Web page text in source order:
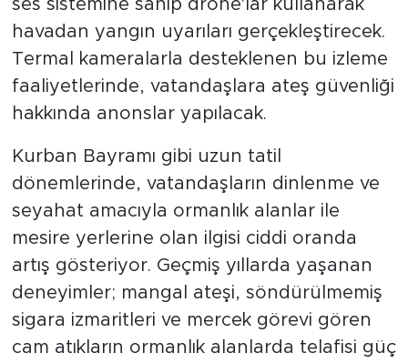
ses sistemine sahip drone'lar kullanarak
havadan yangın uyarıları gerçekleştirecek.
Termal kameralarla desteklenen bu izleme
faaliyetlerinde, vatandaşlara ateş güvenliği
hakkında anonslar yapılacak.
Kurban Bayramı gibi uzun tatil
dönemlerinde, vatandaşların dinlenme ve
seyahat amacıyla ormanlık alanlar ile
mesire yerlerine olan ilgisi ciddi oranda
artış gösteriyor. Geçmiş yıllarda yaşanan
deneyimler; mangal ateşi, söndürülmemiş
sigara izmaritleri ve mercek görevi gören
cam atıkların ormanlık alanlarda telafisi güç